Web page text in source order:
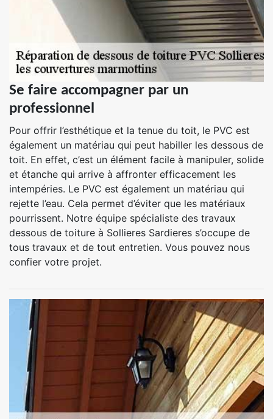
Se faire accompagner par un
professionnel
Pour offrir l’esthétique et la tenue du toit, le PVC est
également un matériau qui peut habiller les dessous de
toit. En effet, c’est un élément facile à manipuler, solide
et étanche qui arrive à affronter efficacement les
intempéries. Le PVC est également un matériau qui
rejette l’eau. Cela permet d’éviter que les matériaux
pourrissent. Notre équipe spécialiste des travaux
dessous de toiture à Sollieres Sardieres s’occupe de
tous travaux et de tout entretien. Vous pouvez nous
confier votre projet.